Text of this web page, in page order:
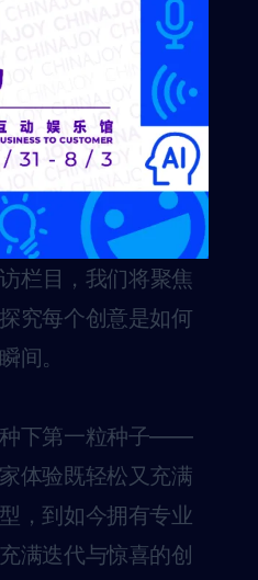
栏目，我们将聚焦
究每个创意是如何
间。
种下第一粒种子——
体验既轻松又充满
，到如今拥有专业
满迭代与惊喜的创